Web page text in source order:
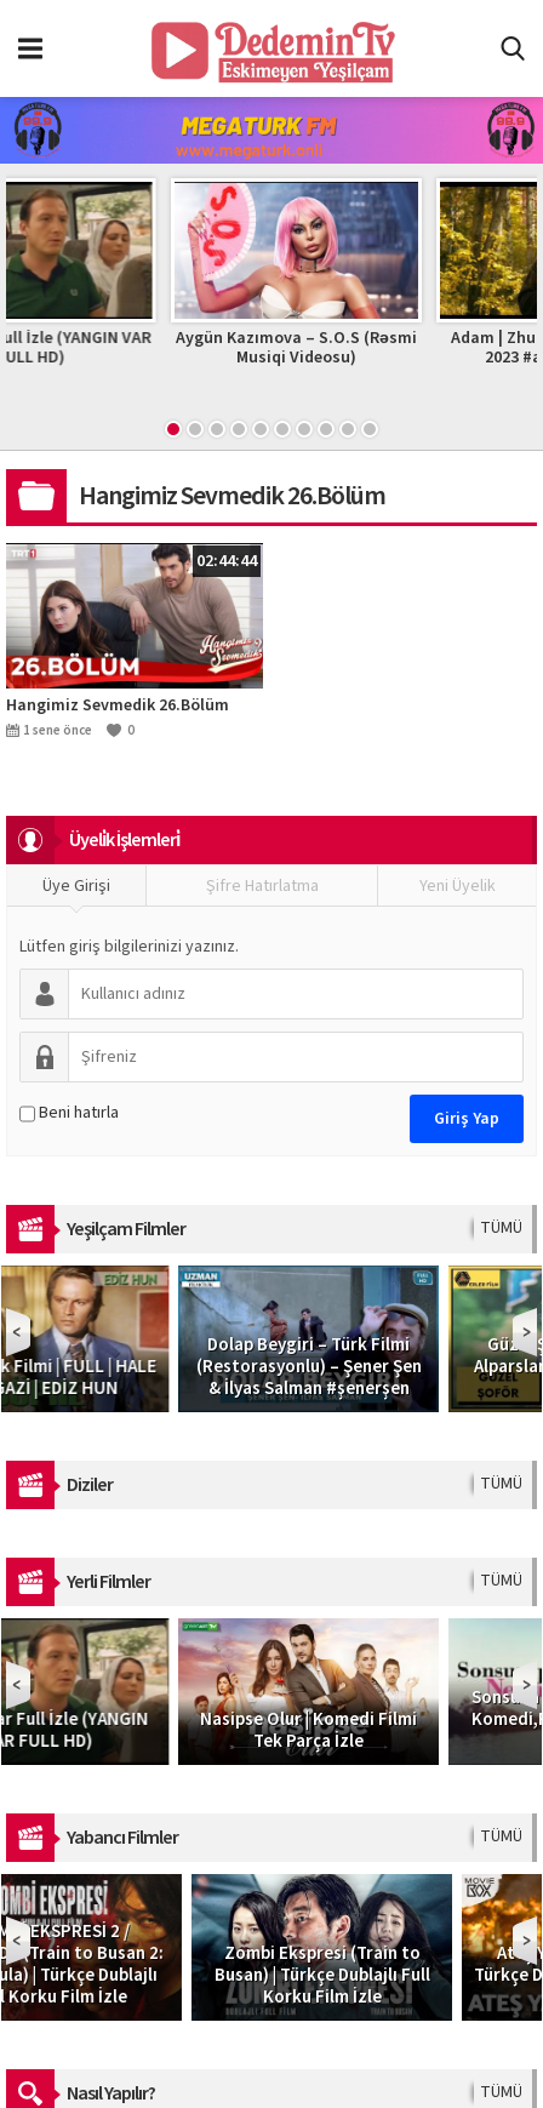
Aygün Kazımova – S.O.S (Rəsmi
Adam | Zhurek | Official Video
2023 #adam #zhurek
Hangimiz Sevmedik 26.Bölüm
02:44:44
Hangimiz Sevmedik 26.Bölüm
1 sene önce 0
Üyeli̇k İşlemleri̇
Üye Girişi Şifre Hatırlatma Yeni Üyelik
Lütfen giriş bilgilerinizi yazınız.
Beni hatırla
Yeşilçam Filmler TÜMÜ
Dolap Beygiri – Türk Filmi
(Restorasyonlu) – Şener Şen
& İlyas Salman #şenerşen
Güzel Şoför | Filiz Akın,
Alparslan Emir | Türk Filmi |
Full HD
Diziler TÜMÜ
Yerli Filmler TÜMÜ
Nasipse Olur | Komedi Filmi
Tek Parça İzle
Sonsuza Dek Nedime I Türk
Komedi,Romantik Filmi HD
Yabancı Filmler TÜMÜ
Zombi Ekspresi (Train to
Busan) | Türkçe Dublajlı Full
Korku Film İzle
Ateş Yağmuru – Skyfire |
Türkçe Dublaj Macera Filmi 4K
– MovieBox
Nasıl Yapılır? TÜMÜ